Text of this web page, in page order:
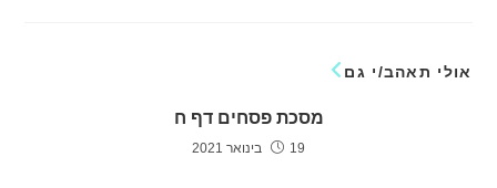
אולי תאהב/י גם
מסכת פסחים דף ח
19 בינואר 2021